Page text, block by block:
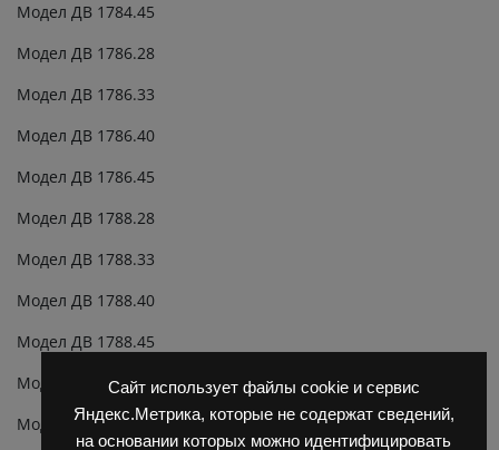
Сайт использует файлы cookie и сервис
Яндекс.Метрика, которые не содержат сведений,
на основании которых можно идентифицировать
Модел ДВ 1784.45
Модел ДВ 1786.28
Модел ДВ 1786.33
Модел ДВ 1786.40
Модел ДВ 1786.45
Модел ДВ 1788.28
Модел ДВ 1788.33
Модел ДВ 1788.40
Модел ДВ 1788.45
Модел ДВ 1792.28
Модел ДВ 1792.33